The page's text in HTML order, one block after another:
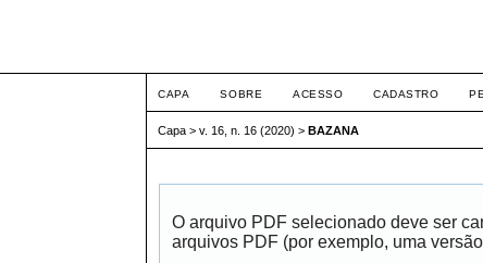
CAPA SOBRE ACESSO CADASTRO
Capa >v. 16, n. 16 (2020) >BAZANA
O arquivo PDF selecionado deve ser
arquivos PDF (por exemplo, uma